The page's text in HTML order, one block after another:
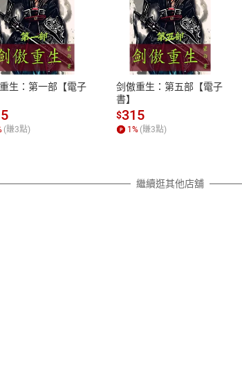
AFTEE
退換貨規範
本店是否提供消費者保護法七日猶
之權利，遽消費者保護法及通訊交
除權合理例外情事適用準則，依商
質各有不同規定。詳細退換貨說明
照各商品說明。
生：第一部【電子
(賺3點)
剑傲重生：第五部【電子
書】
$315
1 % (賺3點)
繼續逛其他店舖